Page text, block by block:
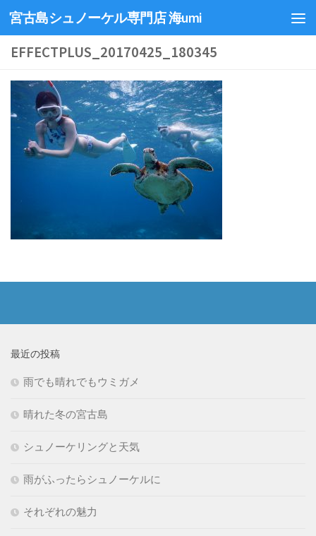
宮古島シュノーケル専門店 海umi
EFFECTPLUS_20170425_180345
最近の投稿
雨でも晴れでもウミガメ
晴れた冬の宮古島
シュノーケリングと天気
雨がふったらシュノーケルに
それぞれの魅力